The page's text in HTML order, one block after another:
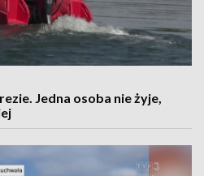
Jedna osoba nie żyje,